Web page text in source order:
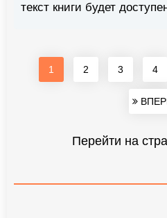
текст книги будет
1 2 3 4
Перейти на